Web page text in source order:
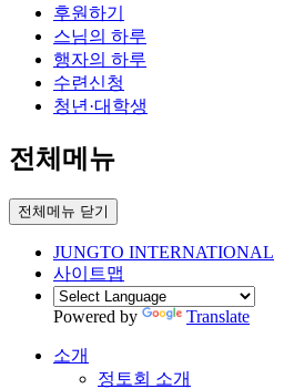
후원하기
스님의 하루
행자의 하루
수련신청
청년·대학생
전체메뉴
전체메뉴 닫기
JUNGTO INTERNATIONAL
사이트맵
Powered by Translate
소개
정토회 소개